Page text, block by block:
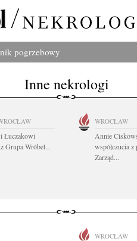
pogrzebowy
Inne nekrologi
Łuczakowi
Grupa Wróbel...
WROCŁAW
Annie
współczucia
Zarząd...
WROCŁAW